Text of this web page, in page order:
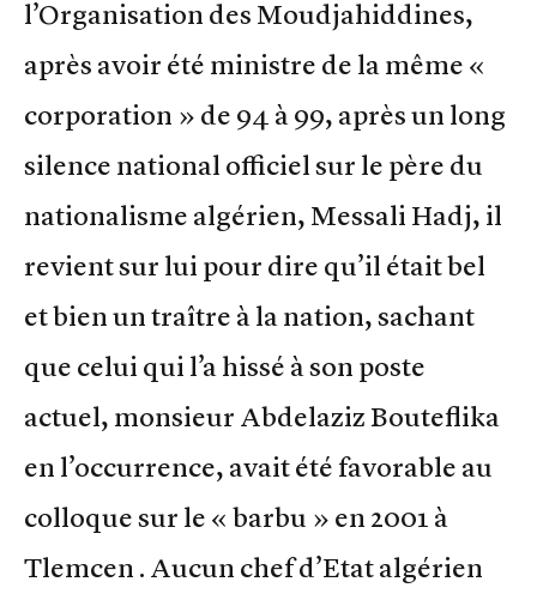
l’Organisation des Moudjahiddines,
après avoir été ministre de la même «
corporation » de 94 à 99, après un long
silence national officiel sur le père du
nationalisme algérien, Messali Hadj, il
revient sur lui pour dire qu’il était bel
et bien un traître à la nation, sachant
que celui qui l’a hissé à son poste
actuel, monsieur Abdelaziz Bouteflika
en l’occurrence, avait été favorable au
colloque sur le « barbu » en 2001 à
Tlemcen . Aucun chef d’Etat algérien